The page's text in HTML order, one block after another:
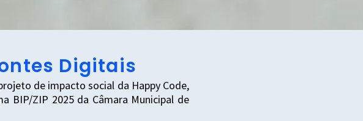
Digitais
de impacto social da Happy Code,
BIP/ZIP 2025 da Câmara Municipal de